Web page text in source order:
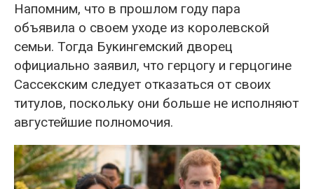
Напомним, что в прошлом году пара
объявила о своем уходе из королевской
семьи. Тогда Букингемский дворец
официально заявил, что герцогу и герцогине
Сассекским следует отказаться от своих
титулов, поскольку они больше не исполняют
августейшие полномочия.